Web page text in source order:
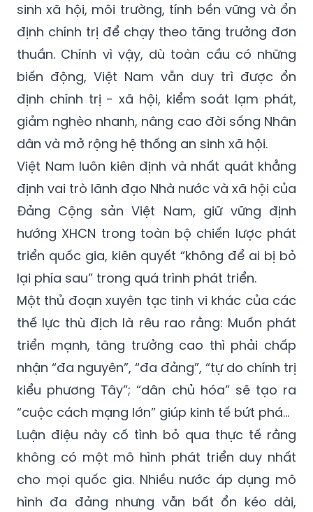
sinh xã hội, môi trường, tính bền vững và ổn
định chính trị để chạy theo tăng trưởng đơn
thuần. Chính vì vậy, dù toàn cầu có những
biến động, Việt Nam vẫn duy trì được ổn
định chính trị - xã hội, kiểm soát lạm phát,
giảm nghèo nhanh, nâng cao đời sống Nhân
dân và mở rộng hệ thống an sinh xã hội.
Việt Nam luôn kiên định và nhất quát khẳng
định vai trò lãnh đạo Nhà nước và xã hội của
Đảng Cộng sản Việt Nam, giữ vững định
hướng XHCN trong toàn bộ chiến lược phát
triển quốc gia, kiên quyết “không để ai bị bỏ
lại phía sau” trong quá trình phát triển.
Một thủ đoạn xuyên tạc tinh vi khác của các
thế lực thù địch là rêu rao rằng: Muốn phát
triển mạnh, tăng trưởng cao thì phải chấp
nhận “đa nguyên”, “đa đảng”, “tự do chính trị
kiểu phương Tây”; “dân chủ hóa” sẽ tạo ra
“cuộc cách mạng lớn” giúp kinh tế bứt phá…
Luận điệu này cố tình bỏ qua thực tế rằng
không có một mô hình phát triển duy nhất
cho mọi quốc gia. Nhiều nước áp dụng mô
hình đa đảng nhưng vẫn bất ổn kéo dài,